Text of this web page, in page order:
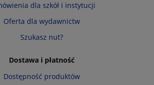
dla szkół i instytucji
Oferta dla wydawnictw
Szukasz nut?
Dostawa i płatność
Dostępność produktów